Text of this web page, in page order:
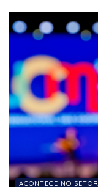
ACONTECE NO SETOR